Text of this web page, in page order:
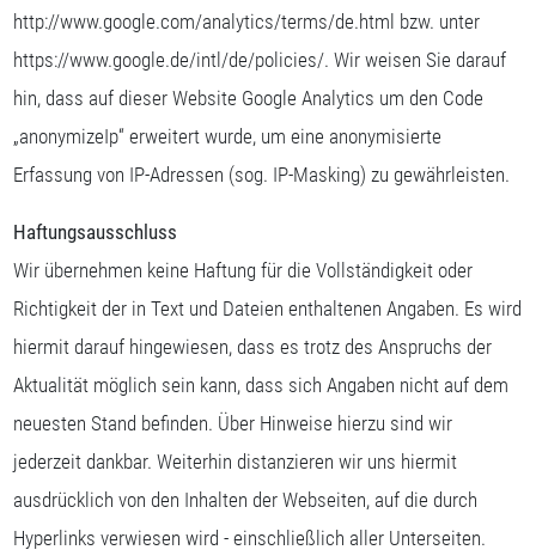
http://www.google.com/analytics/terms/de.html bzw. unter
https://www.google.de/intl/de/policies/. Wir weisen Sie darauf
hin, dass auf dieser Website Google Analytics um den Code
„anonymizeIp“ erweitert wurde, um eine anonymisierte
Erfassung von IP-Adressen (sog. IP-Masking) zu gewährleisten.
Haftungsausschluss
Wir übernehmen keine Haftung für die Vollständigkeit oder
Richtigkeit der in Text und Dateien enthaltenen Angaben. Es wird
hiermit darauf hingewiesen, dass es trotz des Anspruchs der
Aktualität möglich sein kann, dass sich Angaben nicht auf dem
neuesten Stand befinden. Über Hinweise hierzu sind wir
jederzeit dankbar. Weiterhin distanzieren wir uns hiermit
ausdrücklich von den Inhalten der Webseiten, auf die durch
Hyperlinks verwiesen wird - einschließlich aller Unterseiten.